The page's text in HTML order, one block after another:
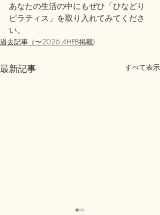
あなたの生活の中にもぜひ「ひなどり
ピラティス」を取り入れてみてくださ
い。
過去記事（〜2026.4HPB掲載)
最新記事 すべて表示